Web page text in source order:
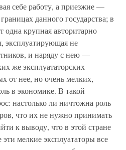
себе работу, а приезжие —
данного государства; в
одна крупная авторитарно
эксплуатирующая не
и наряду с нею —
же эксплуататорских
от нее, но очень мелких,
в экономике. В такой
настолько ли ничтожна роль
что их не нужно принимать
к выводу, что в этой стране
мелкие эксплуататоры все